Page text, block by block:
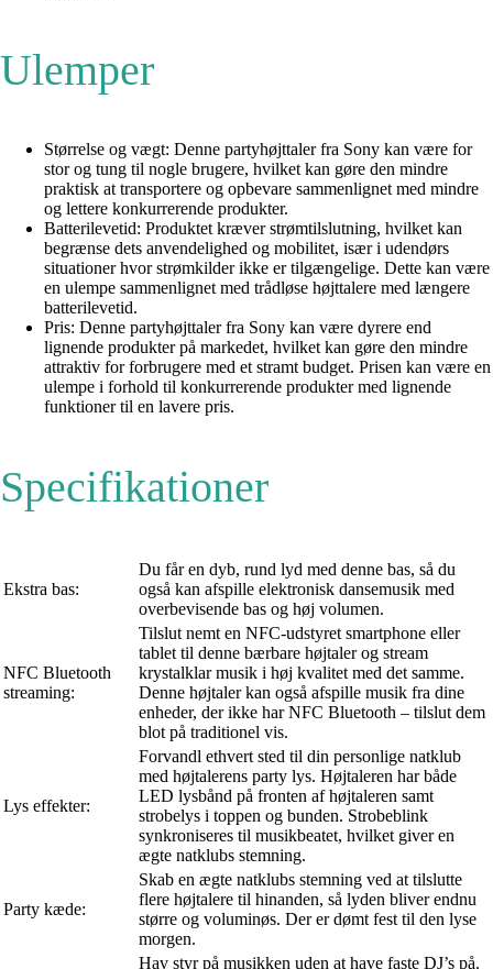
Ulemper
Størrelse og vægt: Denne partyhøjttaler fra Sony kan være for
stor og tung til nogle brugere, hvilket kan gøre den mindre
praktisk at transportere og opbevare sammenlignet med mindre
og lettere konkurrerende produkter.
Batterilevetid: Produktet kræver strømtilslutning, hvilket kan
begrænse dets anvendelighed og mobilitet, især i udendørs
situationer hvor strømkilder ikke er tilgængelige. Dette kan være
en ulempe sammenlignet med trådløse højttalere med længere
batterilevetid.
Pris: Denne partyhøjttaler fra Sony kan være dyrere end
lignende produkter på markedet, hvilket kan gøre den mindre
attraktiv for forbrugere med et stramt budget. Prisen kan være en
ulempe i forhold til konkurrerende produkter med lignende
funktioner til en lavere pris.
Specifikationer
Ekstra bas:
Du får en dyb, rund lyd med denne bas, så du
også kan afspille elektronisk dansemusik med
overbevisende bas og høj volumen.
NFC Bluetooth
streaming:
Tilslut nemt en NFC-udstyret smartphone eller
tablet til denne bærbare højtaler og stream
krystalklar musik i høj kvalitet med det samme.
Denne højtaler kan også afspille musik fra dine
enheder, der ikke har NFC Bluetooth – tilslut dem
blot på traditionel vis.
Lys effekter:
Forvandl ethvert sted til din personlige natklub
med højtalerens party lys. Højtaleren har både
LED lysbånd på fronten af højtaleren samt
strobelys i toppen og bunden. Strobeblink
synkroniseres til musikbeatet, hvilket giver en
ægte natklubs stemning.
Party kæde:
Skab en ægte natklubs stemning ved at tilslutte
flere højtalere til hinanden, så lyden bliver endnu
større og voluminøs. Der er dømt fest til den lyse
morgen.
Hav styr på musikken uden at have faste DJ’s på.